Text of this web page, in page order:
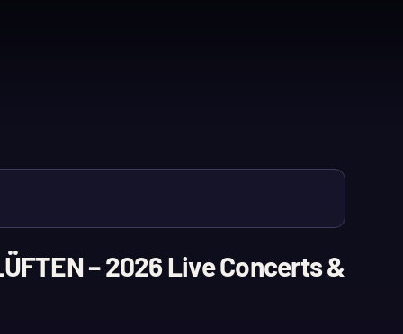
– 2026 Live Concerts &